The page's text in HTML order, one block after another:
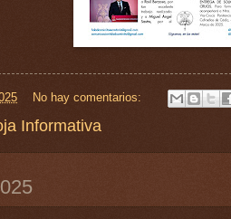
No hay comentarios:
Informativa